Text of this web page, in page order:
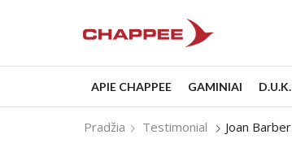
APIE CHAPPEE GAMINIAI D.U.K.
Pradžia Testimonial Joan Barber